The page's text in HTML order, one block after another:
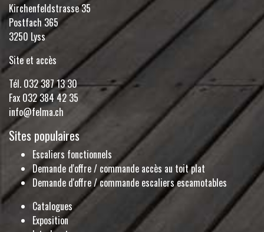
Kirchenfeldstrasse 35
Postfach 365
3250 Lyss
Site et accès
Tél. 032 387 13 30
Fax 032 384 42 35
info@felma.ch
Sites populaires
Escaliers fonctionnels
Demande d'offre / commande accès au toit plat
Demande d'offre / commande escaliers escamotables
Catalogues
Exposition